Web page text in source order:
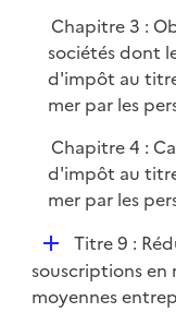
p
l
i
e
r
Chapitre 3 :
sociétés dont
d'impôt au
mer par les
Chapitre 4 :
d'impôt au
mer par les
D
é
p
Titre 9 :
souscriptions en
moyennes